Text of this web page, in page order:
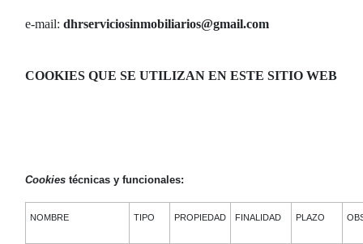
e-mail: dhrserviciosinmobiliarios@gmail.com
COOKIES QUE SE UTILIZAN EN ESTE SITIO WEB
Cookies técnicas y funcionales:
NOMBRE TIPO PROPIEDAD FINALIDAD PLAZO